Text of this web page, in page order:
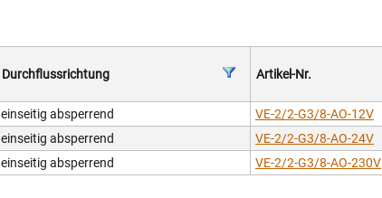
Durchflussrichtung Artikel-Nr.
einseitig absperrend VE-2/2-G3/8-AO-12V
einseitig absperrend VE-2/2-G3/8-AO-24V
einseitig absperrend VE-2/2-G3/8-AO-230V